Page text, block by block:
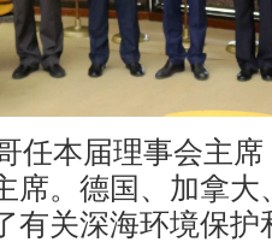
任本届理事会主
席。德国、加拿
有关深海环境保